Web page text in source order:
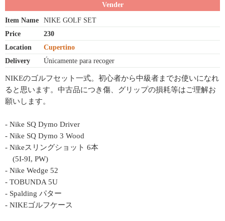
Vender
Item Name
NIKE GOLF SET
Price
230
Location
Cupertino
Delivery
Únicamente para recoger
NIKEのゴルフセット一式。初心者から中級者までお使いになれ
ると思います。中古品につき傷、グリップの損耗等はご理解お
願いします。
- Nike SQ Dymo Driver
- Nike SQ Dymo 3 Wood
- Nikeスリングショット 6本
(5I-9I, PW)
- Nike Wedge 52
- TOBUNDA 5U
- Spalding パター
- NIKEゴルフケース